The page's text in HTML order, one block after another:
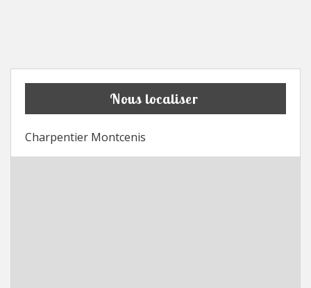
Nous localiser
Charpentier Montcenis